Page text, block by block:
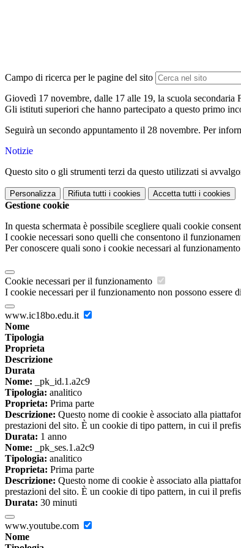
Campo di ricerca per le pagine del sito
Giovedì 17 novembre, dalle 17 alle 19, la scuola
Gli istituti superiori che hanno partecipato a questo primo
Seguirà un secondo appuntamento il 28 novembre. Per
Notizie
Questo sito o gli strumenti terzi da questo utilizzati si
Personalizza Rifiuta tutti i cookies Accetta tutti i cookies
Gestione cookie
In questa schermata è possibile scegliere quali cookie
I cookie necessari sono quelli che consentono il
Per conoscere quali sono i cookie necessari al
Cookie necessari per il funzionamento
I cookie necessari per il funzionamento non possono
www.ic18bo.edu.it
Nome
Tipologia
Proprieta
Descrizione
Durata
Nome: _pk_id.1.a2c9
Tipologia: analitico
Proprieta: Prima parte
Descrizione: Questo nome di cookie è associato alla
prestazioni del sito. È un cookie di tipo pattern, in cui il
Durata: 1 anno
Nome: _pk_ses.1.a2c9
Tipologia: analitico
Proprieta: Prima parte
Descrizione: Questo nome di cookie è associato alla
prestazioni del sito. È un cookie di tipo pattern, in cui il
Durata: 30 minuti
www.youtube.com
Nome